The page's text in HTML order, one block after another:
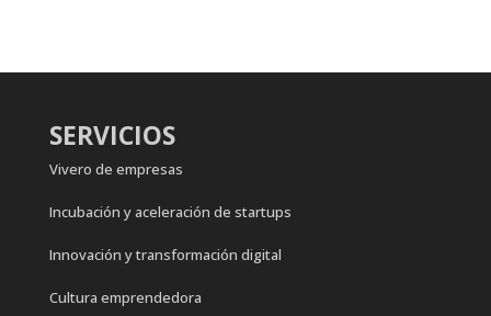
SERVICIOS
Vivero de empresas
Incubación y aceleración de startups
Innovación y transformación digital
Cultura emprendedora